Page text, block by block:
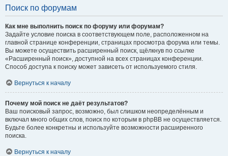
Поиск по форумам
Как мне выполнить поиск по форуму или форумам?
Задайте условие поиска в соответствующем поле, расположенном на
главной странице конференции, страницах просмотра форума или темы.
Вы можете осуществить расширенный поиск, щёлкнув по ссылке
«Расширенный поиск», доступной на всех страницах конференции.
Способ доступа к поиску может зависеть от используемого стиля.
Вернуться к началу
Почему мой поиск не даёт результатов?
Ваш поисковый запрос, возможно, был слишком неопределённым и
включал много общих слов, поиск по которым в phpBB не осуществляется.
Будьте более конкретны и используйте возможности расширенного
поиска.
Вернуться к началу